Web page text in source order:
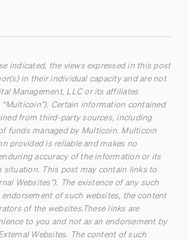
indicated, the views expressed in this post
in their individual capacity and are not
Management, LLC or its affiliates
Certain information contained
from third-party sources, including
funds managed by Multicoin. Multicoin
provided is reliable and makes no
accuracy of the information or its
situation. This post may contain links to
Websites”). The existence of any such
of such websites, the content
of the websites.These links are
to you and not as an endorsement by
Websites. The content of such